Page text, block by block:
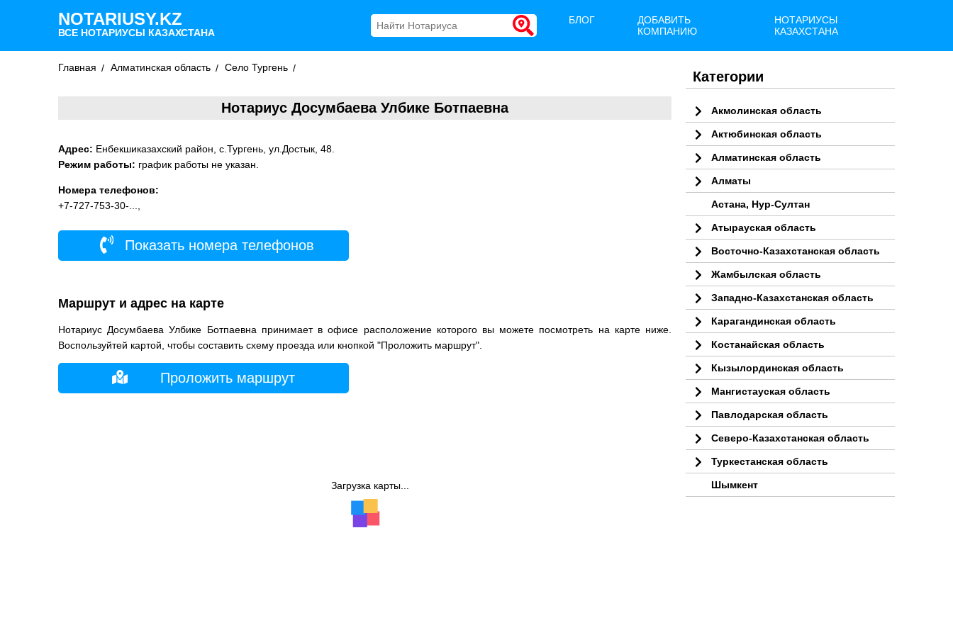
NOTARIUSY.KZ
ВСЕ НОТАРИУСЫ КАЗАХСТАНА
БЛОГ
ДОБАВИТЬ
КОМПАНИЮ
НОТАРИУСЫ
КАЗАХСТАНА
Главная Алматинская область Село Тургень
Нотариус Досумбаева Улбике Ботпаевна
Адрес: Енбекшиказахский район, с.Тургень, ул.Достык, 48.
Режим работы: график работы не указан.
Номера телефонов:
+7-727-753-30-...,
Показать номера телефонов
Маршрут и адрес на карте
Нотариус Досумбаева Улбике Ботпаевна принимает в офисе расположение которого вы можете посмотреть на карте ниже.
Воспользуйтей картой, чтобы составить схему проезда или кнопкой "Проложить маршрут".
Проложить маршрут
Загрузка карты...
Категории
Акмолинская область
Актюбинская область
Алматинская область
Алматы
Астана, Нур-Султан
Атырауская область
Восточно-Казахстанская область
Жамбылская область
Западно-Казахстанская область
Карагандинская область
Костанайская область
Кызылординская область
Мангистауская область
Павлодарская область
Северо-Казахстанская область
Туркестанская область
Шымкент